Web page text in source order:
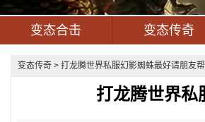
变态合击 变态传奇
变态传奇 > 打龙腾世界私服幻影蜘蛛最好请朋友
打龙腾世界私